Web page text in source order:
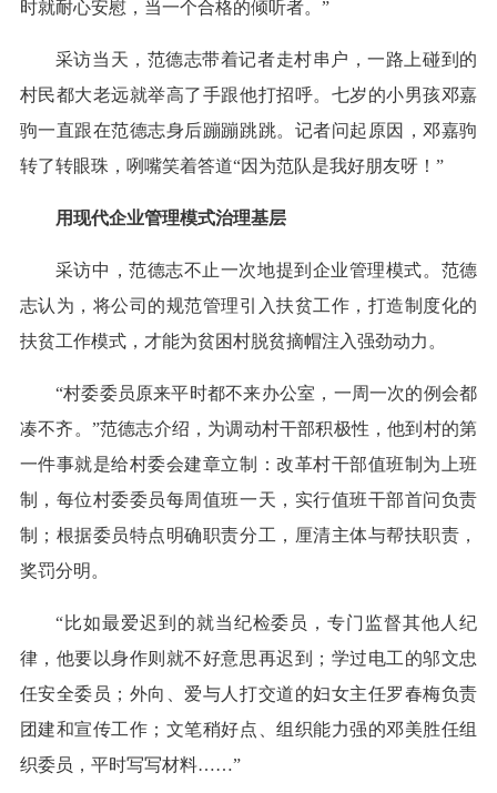
时就耐心安慰，当一个合格的倾听者。”
采访当天，范德志带着记者走村串户，一路上碰到的
村民都大老远就举高了手跟他打招呼。七岁的小男孩邓嘉
驹一直跟在范德志身后蹦蹦跳跳。记者问起原因，邓嘉驹
转了转眼珠，咧嘴笑着答道“因为范队是我好朋友呀！”
用现代企业管理模式治理基层
采访中，范德志不止一次地提到企业管理模式。范德
志认为，将公司的规范管理引入扶贫工作，打造制度化的
扶贫工作模式，才能为贫困村脱贫摘帽注入强劲动力。
“村委委员原来平时都不来办公室，一周一次的例会都
凑不齐。”范德志介绍，为调动村干部积极性，他到村的第
一件事就是给村委会建章立制：改革村干部值班制为上班
制，每位村委委员每周值班一天，实行值班干部首问负责
制；根据委员特点明确职责分工，厘清主体与帮扶职责，
奖罚分明。
“比如最爱迟到的就当纪检委员，专门监督其他人纪
律，他要以身作则就不好意思再迟到；学过电工的邬文忠
任安全委员；外向、爱与人打交道的妇女主任罗春梅负责
团建和宣传工作；文笔稍好点、组织能力强的邓美胜任组
织委员，平时写写材料……”